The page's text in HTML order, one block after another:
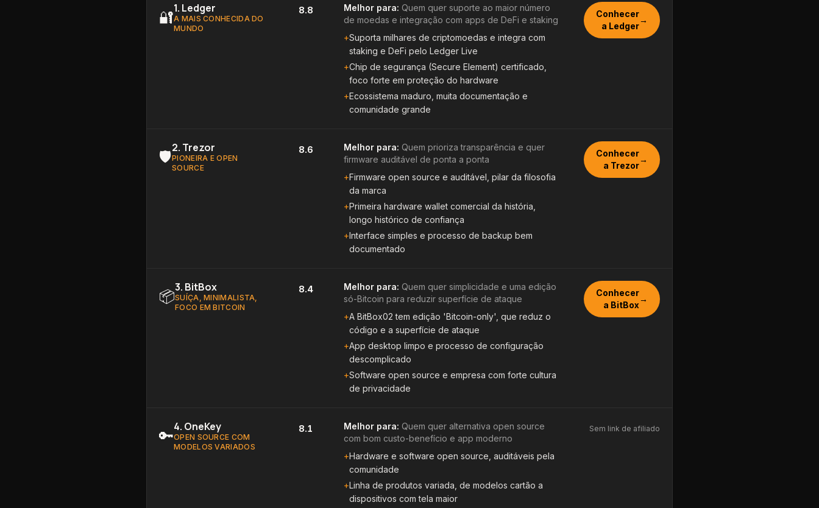
🔐
1. Ledger
A MAIS CONHECIDA DO
MUNDO
8.8 Melhor para: Quem quer suporte ao maior número
de moedas e integração com apps de DeFi e staking
+Suporta milhares de criptomoedas e integra com
staking e DeFi pelo Ledger Live
+Chip de segurança (Secure Element) certificado,
foco forte em proteção do hardware
+Ecossistema maduro, muita documentação e
comunidade grande
Conhecer
a Ledger
→
🛡️
2. Trezor
PIONEIRA E OPEN
SOURCE
8.6 Melhor para: Quem prioriza transparência e quer
firmware auditável de ponta a ponta
+Firmware open source e auditável, pilar da filosofia
da marca
+Primeira hardware wallet comercial da história,
longo histórico de confiança
+Interface simples e processo de backup bem
documentado
Conhecer
a Trezor
→
📦
3. BitBox
SUÍÇA, MINIMALISTA,
FOCO EM BITCOIN
8.4 Melhor para: Quem quer simplicidade e uma edição
só-Bitcoin para reduzir superfície de ataque
+A BitBox02 tem edição 'Bitcoin-only', que reduz o
código e a superfície de ataque
+App desktop limpo e processo de configuração
descomplicado
+Software open source e empresa com forte cultura
de privacidade
Conhecer
a BitBox
→
🔑
4. OneKey
OPEN SOURCE COM
MODELOS VARIADOS
8.1 Melhor para: Quem quer alternativa open source
com bom custo-benefício e app moderno
+Hardware e software open source, auditáveis pela
comunidade
+Linha de produtos variada, de modelos cartão a
dispositivos com tela maior
Sem link de afiliado